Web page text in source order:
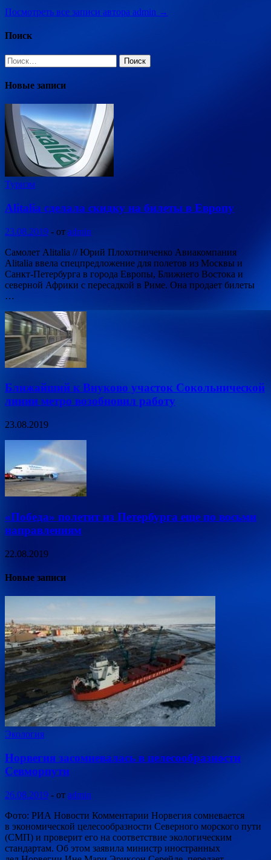
Посмотреть все записи автора admin →
Поиск
Найти:
Новые записи
Туризм
Alitalia сделала скидку на билеты в Европу
23.08.2019 - от admin
Самолет Alitalia // Юрий Плохотниченко Авиакомпания
Alitalia ввела спецпредложение для полетов из Москвы и
Санкт-Петербурга в города Европы, Ближнего Востока и
северной Африки с пересадкой в Риме. Она продает билеты
…
Ближайший к Внуково участок Сокольнической
линии метро возобновил работу
23.08.2019
«Победа» полетит из Петербурга еще по восьми
направлениям
22.08.2019
Новые записи
Экология
Норвегия засомневалась в целесообразности
Севморпути
26.08.2019 - от admin
Фото: РИА Новости Комментарии Норвегия сомневается
в экономической целесообразности Северного морского пути
(СМП) и проверит его на соответствие экологическим
стандартам. Об этом заявила министр иностранных